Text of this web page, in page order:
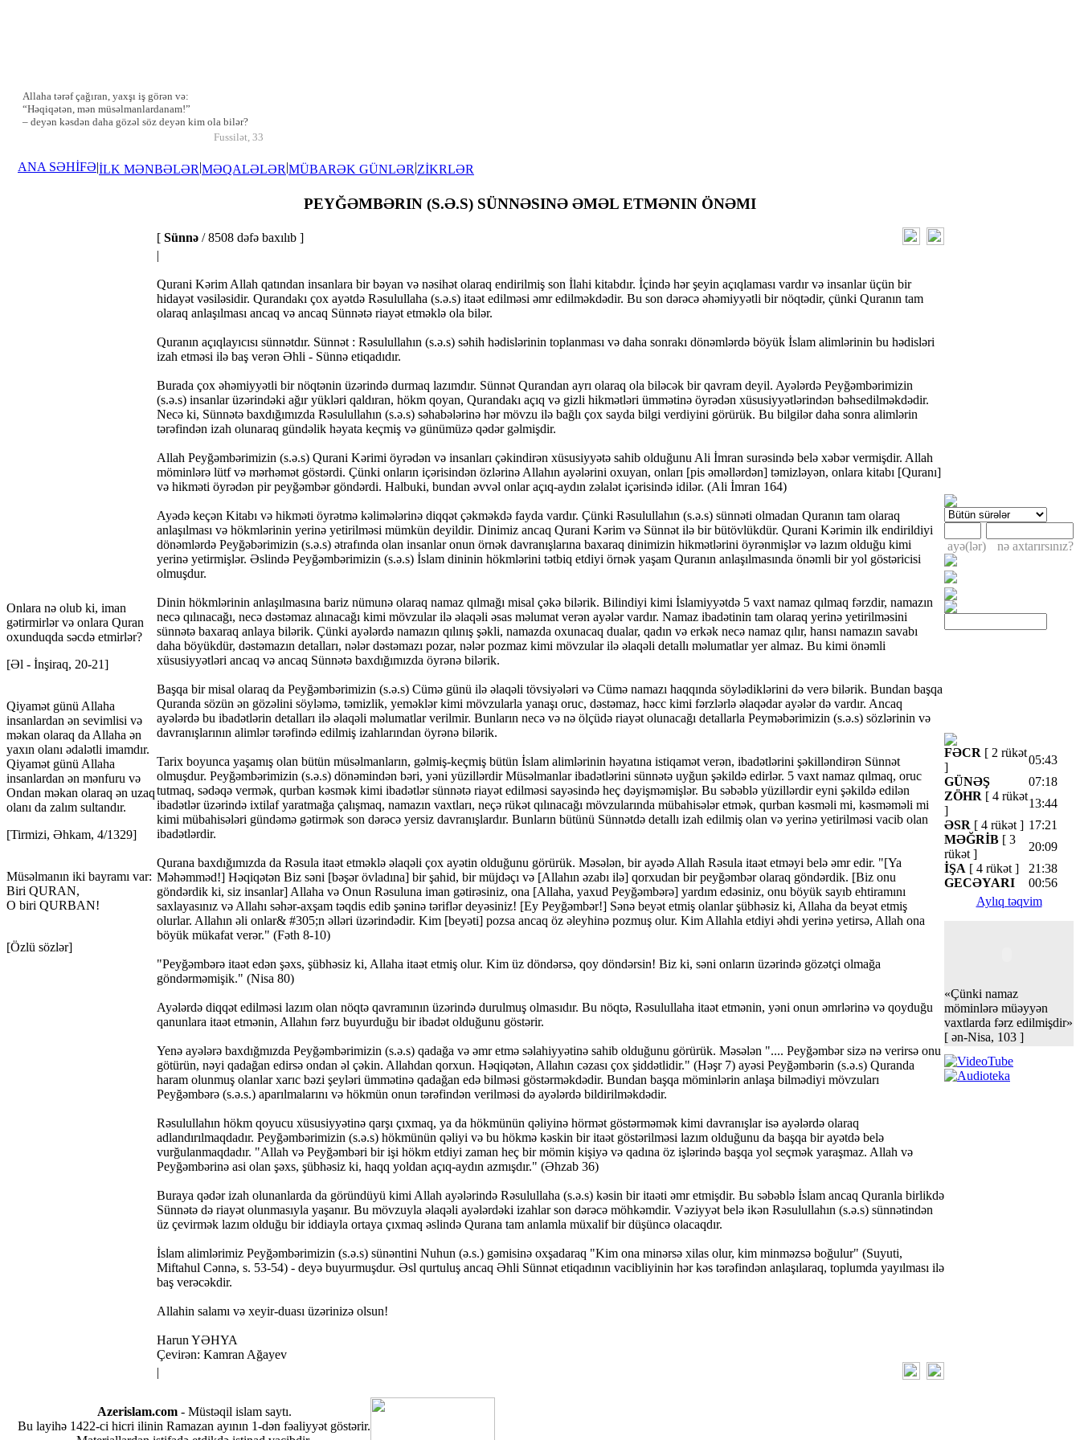
Allaha tərəf çağıran, yaxşı iş görən və:
“Həqiqətən, mən müsəlmanlardanam!”
– deyən kəsdən daha gözəl söz deyən kim ola bilər?
Fussilət, 33
ANA SƏHİFƏ|İLK MƏNBƏLƏR|MƏQALƏLƏR|MÜBARƏK GÜNLƏR|ZİKRLƏR
Onlara nə olub ki, iman
gətirmirlər və onlara Quran
oxunduqda səcdə etmirlər?
[Əl - İnşiraq, 20-21]
Qiyamət günü Allaha
insanlardan ən sevimlisi və
məkan olaraq da Allaha ən
yaxın olanı ədalətli imamdır.
Qiyamət günü Allaha
insanlardan ən mənfuru və
Ondan məkan olaraq ən uzaq
olanı da zalım sultandır.
[Tirmizi, Əhkam, 4/1329]
Müsəlmanın iki bayramı var:
Biri QURAN,
O biri QURBAN!
[Özlü sözlər]
PEYĞƏMBƏRIN (S.Ə.S) SÜNNƏSINƏ ƏMƏL ETMƏNIN ÖNƏMI
[ Sünnə / 8508 dəfə baxılıb ]
|
Qurani Kərim Allah qatından insanlara bir bəyan və nəsihət olaraq endirilmiş son İlahi kitabdır. İçində hər şeyin açıqlaması vardır və insanlar üçün bir
hidayət vəsiləsidir. Qurandakı çox ayətdə Rəsulullaha (s.ə.s) itaət edilməsi əmr edilməkdədir. Bu son dərəcə əhəmiyyətli bir nöqtədir, çünki Quranın tam
olaraq anlaşılması ancaq və ancaq Sünnətə riayət etməklə ola bilər.
Quranın açıqlayıcısı sünnətdır. Sünnət : Rəsulullahın (s.ə.s) səhih hədislərinin toplanması və daha sonrakı dönəmlərdə böyük İslam alimlərinin bu hədisləri
izah etməsi ilə baş verən Əhli - Sünnə etiqadıdır.
Burada çox əhəmiyyətli bir nöqtənin üzərində durmaq lazımdır. Sünnət Qurandan ayrı olaraq ola biləcək bir qavram deyil. Ayələrdə Peyğəmbərimizin
(s.ə.s) insanlar üzərindəki ağır yükləri qaldıran, hökm qoyan, Qurandakı açıq və gizli hikmətləri ümmətinə öyrədən xüsusiyyətlərindən bəhsedilməkdədir.
Necə ki, Sünnətə baxdığımızda Rəsulullahın (s.ə.s) səhabələrinə hər mövzu ilə bağlı çox sayda bilgi verdiyini görürük. Bu bilgilər daha sonra alimlərin
tərəfindən izah olunaraq gündəlik həyata keçmiş və günümüzə qədər gəlmişdir.
Allah Peyğəmbərimizin (s.ə.s) Qurani Kərimi öyrədən və insanları çəkindirən xüsusiyyətə sahib olduğunu Ali İmran surəsində belə xəbər vermişdir. Allah
möminlərə lütf və mərhəmət göstərdi. Çünki onların içərisindən özlərinə Allahın ayələrini oxuyan, onları [pis əməllərdən] təmizləyən, onlara kitabı [Quranı]
və hikməti öyrədən pir peyğəmbər göndərdi. Halbuki, bundan əvvəl onlar açıq-aydın zəlalət içərisində idilər. (Ali İmran 164)
Ayədə keçən Kitabı və hikməti öyrətmə kəlimələrinə diqqət çəkməkdə fayda vardır. Çünki Rəsulullahın (s.ə.s) sünnəti olmadan Quranın tam olaraq
anlaşılması və hökmlərinin yerinə yetirilməsi mümkün deyildir. Dinimiz ancaq Qurani Kərim və Sünnət ilə bir bütövlükdür. Qurani Kərimin ilk endirildiyi
dönəmlərdə Peyğəbərimizin (s.ə.s) ətrafında olan insanlar onun örnək davranışlarına baxaraq dinimizin hikmətlərini öyrənmişlər və lazım olduğu kimi
yerinə yetirmişlər. Əslində Peyğəmbərimizin (s.ə.s) İslam dininin hökmlərini tətbiq etdiyi örnək yaşam Quranın anlaşılmasında önəmli bir yol göstəricisi
olmuşdur.
Dinin hökmlərinin anlaşılmasına bariz nümunə olaraq namaz qılmağı misal çəkə bilərik. Bilindiyi kimi İslamiyyətdə 5 vaxt namaz qılmaq fərzdir, namazın
necə qılınacağı, necə dəstəmaz alınacağı kimi mövzular ilə əlaqəli əsas məlumat verən ayələr vardır. Namaz ibadətinin tam olaraq yerinə yetirilməsini
sünnətə baxaraq anlaya bilərik. Çünki ayələrdə namazın qılınış şəkli, namazda oxunacaq dualar, qadın və erkək necə namaz qılır, hansı namazın savabı
daha böyükdür, dəstəmazın detalları, nələr dəstəmazı pozar, nələr pozmaz kimi mövzular ilə əlaqəli detallı məlumatlar yer almaz. Bu kimi önəmli
xüsusiyyətləri ancaq və ancaq Sünnətə baxdığımızda öyrənə bilərik.
Başqa bir misal olaraq da Peyğəmbərimizin (s.ə.s) Cümə günü ilə əlaqəli tövsiyələri və Cümə namazı haqqında söylədiklərini də verə bilərik. Bundan başqa
Quranda sözün ən gözəlini söyləmə, təmizlik, yeməklər kimi mövzularla yanaşı oruc, dəstəmaz, həcc kimi fərzlərlə əlaqədar ayələr də vardır. Ancaq
ayələrdə bu ibadətlərin detalları ilə əlaqəli məlumatlar verilmir. Bunların necə və nə ölçüdə riayət olunacağı detallarla Peyməbərimizin (s.ə.s) sözlərinin və
davranışlarının alimlər tərəfində edilmiş izahlarından öyrənə bilərik.
Tarix boyunca yaşamış olan bütün müsəlmanların, gəlmiş-keçmiş bütün İslam alimlərinin həyatına istiqamət verən, ibadətlərini şəkilləndirən Sünnət
olmuşdur. Peyğəmbərimizin (s.ə.s) dönəmindən bəri, yəni yüzillərdir Müsəlmanlar ibadətlərini sünnətə uyğun şəkildə edirlər. 5 vaxt namaz qılmaq, oruc
tutmaq, sədəqə vermək, qurban kəsmək kimi ibadətlər sünnətə riayət edilməsi sayəsində heç dəyişməmişlər. Bu səbəblə yüzillərdir eyni şəkildə edilən
ibadətlər üzərində ixtilaf yaratmağa çalışmaq, namazın vaxtları, neçə rükət qılınacağı mövzularında mübahisələr etmək, qurban kəsməli mi, kəsməməli mi
kimi mübahisələri gündəmə gətirmək son dərəcə yersiz davranışlardır. Bunların bütünü Sünnətdə detallı izah edilmiş olan və yerinə yetirilməsi vacib olan
ibadətlərdir.
Qurana baxdığımızda da Rəsula itaət etməklə əlaqəli çox ayətin olduğunu görürük. Məsələn, bir ayədə Allah Rəsula itaət etməyi belə əmr edir. "[Ya
Məhəmməd!] Həqiqətən Biz səni [bəşər övladına] bir şahid, bir müjdəçı və [Allahın əzabı ilə] qorxudan bir peyğəmbər olaraq göndərdik. [Biz onu
göndərdik ki, siz insanlar] Allaha və Onun Rəsuluna iman gətirəsiniz, ona [Allaha, yaxud Peyğəmbərə] yardım edəsiniz, onu böyük sayıb ehtiramını
saxlayasınız və Allahı səhər-axşam təqdis edib şəninə təriflər deyəsiniz! [Ey Peyğəmbər!] Sənə beyət etmiş olanlar şübhəsiz ki, Allaha da beyət etmiş
olurlar. Allahın əli onlar& #305;n əlləri üzərindədir. Kim [beyəti] pozsa ancaq öz əleyhinə pozmuş olur. Kim Allahla etdiyi əhdi yerinə yetirsə, Allah ona
böyük mükafat verər." (Fəth 8-10)
"Peyğəmbərə itaət edən şəxs, şübhəsiz ki, Allaha itaət etmiş olur. Kim üz döndərsə, qoy döndərsin! Biz ki, səni onların üzərində gözətçi olmağa
göndərməmişik." (Nisa 80)
Ayələrdə diqqət edilməsi lazım olan nöqtə qavramının üzərində durulmuş olmasıdır. Bu nöqtə, Rəsulullaha itaət etmənin, yəni onun əmrlərinə və qoyduğu
qanunlara itaət etmənin, Allahın fərz buyurduğu bir ibadət olduğunu göstərir.
Yenə ayələrə baxdığmızda Peyğəmbərimizin (s.ə.s) qadağa və əmr etmə səlahiyyətinə sahib olduğunu görürük. Məsələn ".... Peyğəmbər sizə nə verirsə onu
götürün, nəyi qadağan edirsə ondan əl çəkin. Allahdan qorxun. Həqiqətən, Allahın cəzası çox şiddətlidir." (Həşr 7) ayəsi Peyğəmbərin (s.ə.s) Quranda
haram olunmuş olanlar xarıc bəzi şeyləri ümmətinə qadağan edə bilməsi göstərməkdədir. Bundan başqa möminlərin anlaşa bilmədiyi mövzuları
Peyğəmbərə (s.ə.s.) aparılmalarını və hökmün onun tərəfindən verilməsi də ayələrdə bildirilməkdədir.
Rəsulullahın hökm qoyucu xüsusiyyətinə qarşı çıxmaq, ya da hökmünün qəliyinə hörmət göstərməmək kimi davranışlar isə ayələrdə olaraq
adlandırılmaqdadır. Peyğəmbərimizin (s.ə.s) hökmünün qəliyi və bu hökmə kəskin bir itaət göstərilməsi lazım olduğunu da başqa bir ayətdə belə
vurğulanmaqdadır. "Allah və Peyğəmbəri bir işi hökm etdiyi zaman heç bir mömin kişiyə və qadına öz işlərində başqa yol seçmək yaraşmaz. Allah və
Peyğəmbərinə asi olan şəxs, şübhəsiz ki, haqq yoldan açıq-aydın azmışdır." (Əhzab 36)
Buraya qədər izah olunanlarda da göründüyü kimi Allah ayələrində Rəsulullaha (s.ə.s) kəsin bir itaəti əmr etmişdir. Bu səbəblə İslam ancaq Quranla birlikdə
Sünnətə də riayət olunmasıyla yaşanır. Bu mövzuyla əlaqəli ayələrdəki izahlar son dərəcə möhkəmdir. Vəziyyət belə ikən Rəsulullahın (s.ə.s) sünnətindən
üz çevirmək lazım olduğu bir iddiayla ortaya çıxmaq əslində Qurana tam anlamla müxalif bir düşüncə olacaqdır.
İslam alimlərimiz Peyğəmbərimizin (s.ə.s) sünəntini Nuhun (ə.s.) gəmisinə oxşadaraq "Kim ona minərsə xilas olur, kim minməzsə boğulur" (Suyuti,
Miftahul Cənnə, s. 53-54) - deyə buyurmuşdur. Əsl qurtuluş ancaq Əhli Sünnət etiqadının vacibliyinin hər kəs tərəfindən anlaşılaraq, toplumda yayılması ilə
baş verəcəkdir.
Allahin salamı və xeyir-duası üzərinizə olsun!
Harun YƏHYA
Çevirən: Kamran Ağayev
|
ayə(lər) nə axtarırsınız?
FƏCR [ 2 rükət
]
05:43
GÜNƏŞ
07:18
ZÖHR [ 4 rükət
]
13:44
ƏSR [ 4 rükət ] 17:21
MƏĞRİB [ 3
rükət ]
20:09
İŞA [ 4 rükət ]
21:38
GECƏYARI
00:56
Aylıq təqvim
«Çünki namaz
möminlərə müəyyən
vaxtlarda fərz edilmişdir»
[ ən-Nisa, 103 ]
Azerislam.com- Müstəqil islam saytı.
Bu layihə 1422-ci hicri ilinin Ramazan ayının 1-dən fəaliyyət göstərir.